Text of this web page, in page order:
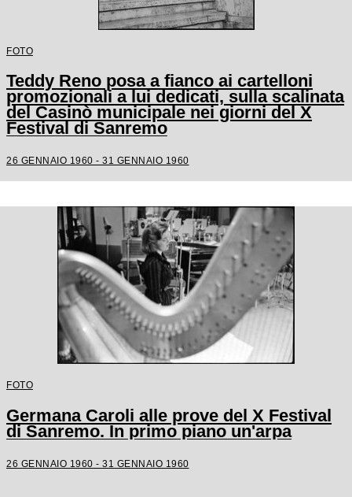
FOTO
Teddy Reno posa a fianco ai cartelloni
promozionali a lui dedicati, sulla scalinata
del Casinò municipale nei giorni del X
Festival di Sanremo
26 GENNAIO 1960 - 31 GENNAIO 1960
FOTO
Germana Caroli alle prove del X Festival
di Sanremo. In primo piano un'arpa
26 GENNAIO 1960 - 31 GENNAIO 1960